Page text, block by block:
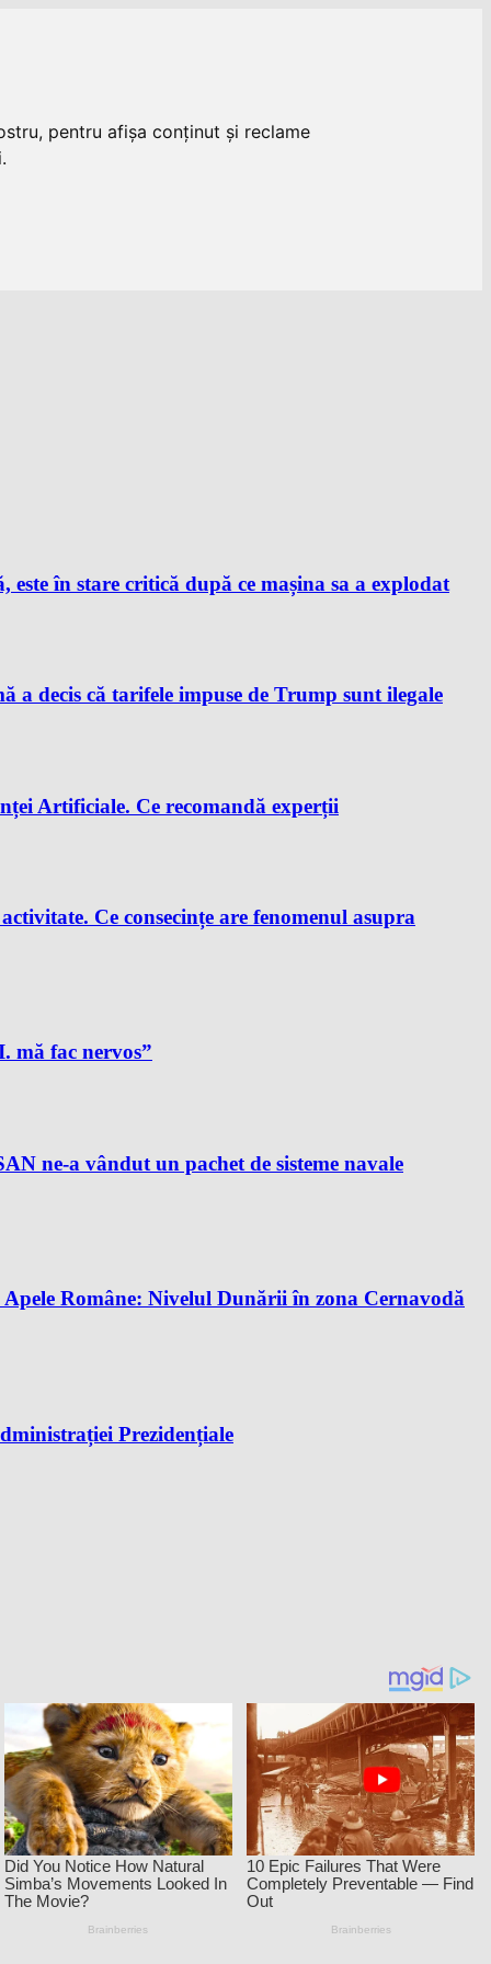
pentru afișa conținut și reclame
în stare critică după ce mașina sa a explodat
decis că tarifele impuse de Trump sunt ilegale
Artificiale. Ce recomandă experții
Ce consecințe are fenomenul asupra
mă fac nervos”
ne-a vândut un pachet de sisteme navale
Române: Nivelul Dunării în zona Cernavodă
Prezidențiale